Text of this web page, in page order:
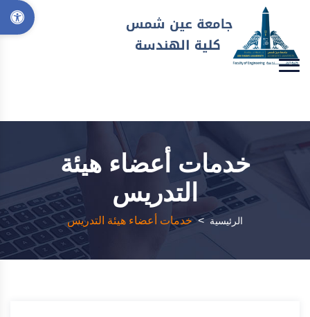
خدمات أعضاء هيئة
التدريس
الرئيسية > خدمات أعضاء هيئة التدريس